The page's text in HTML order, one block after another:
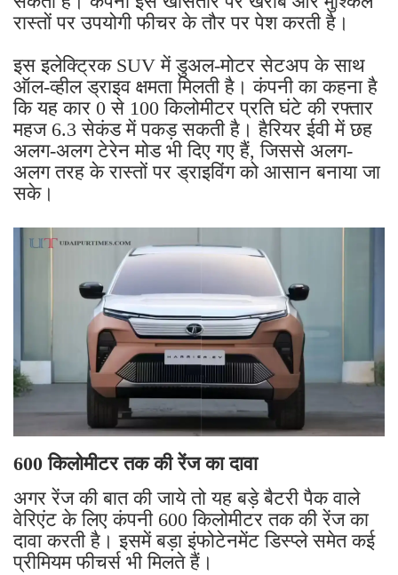
रास्तों पर उपयोगी फीचर के तौर पर पेश करती है।
इस इलेक्ट्रिक SUV में डुअल-मोटर सेटअप के साथ
ऑल-व्हील ड्राइव क्षमता मिलती है। कंपनी का कहना है
कि यह कार 0 से 100 किलोमीटर प्रति घंटे की रफ्तार
महज 6.3 सेकंड में पकड़ सकती है। हैरियर ईवी में छह
अलग-अलग टेरेन मोड भी दिए गए हैं, जिससे अलग-
अलग तरह के रास्तों पर ड्राइविंग को आसान बनाया जा
सके।
600 किलोमीटर तक की रेंज का दावा
अगर रेंज की बात की जाये तो यह बड़े बैटरी पैक वाले
वेरिएंट के लिए कंपनी 600 किलोमीटर तक की रेंज का
दावा करती है। इसमें बड़ा इंफोटेनमेंट डिस्प्ले समेत कई
प्रीमियम फीचर्स भी मिलते हैं।